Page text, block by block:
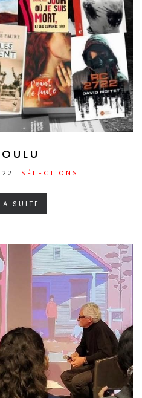
SÉLECTIONS
SUITE